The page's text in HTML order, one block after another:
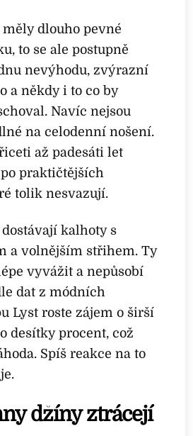
dlouho pevné
to se ale postupně
nevýhodu, zvýrazní
a někdy i to co by
Navíc nejsou
na celodenní nošení.
až padesáti let
praktičtějších
tolik nesvazují.
kalhoty s
a volnějším střihem. Ty
vyvážit a nepůsobí
dat z módních
Lyst roste zájem o širší
desítky procent, což
Spíš reakce na to
džíny ztrácejí